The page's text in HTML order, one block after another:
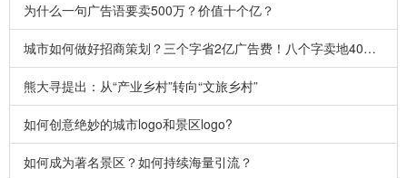
为什么一句广告语要卖500万？价值十个亿？
城市如何做好招商策划？三个字省2亿广告费！八个字卖地40平方公里！
熊大寻提出：从“产业乡村”转向“文旅乡村”
如何创意绝妙的城市logo和景区logo?
如何成为著名景区？如何持续海量引流？